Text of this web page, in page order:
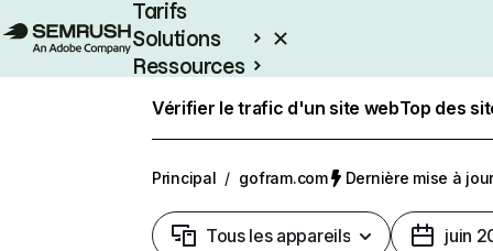
Tarifs
Solutions
Ressources
Vérifier le trafic d'un site webTop des
Principal / gofram.com Dernière mise à
Tous les appareils juin